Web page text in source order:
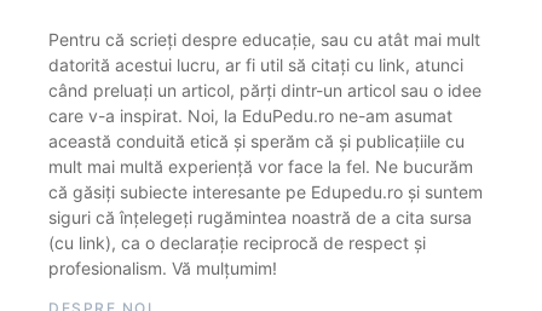
Pentru că scrieți despre educație, sau cu atât mai mult
datorită acestui lucru, ar fi util să citați cu link, atunci
când preluați un articol, părți dintr-un articol sau o idee
care v-a inspirat. Noi, la EduPedu.ro ne-am asumat
această conduită etică și sperăm că și publicațiile cu
mult mai multă experiență vor face la fel. Ne bucurăm
că găsiți subiecte interesante pe Edupedu.ro și suntem
siguri că înțelegeți rugămintea noastră de a cita sursa
(cu link), ca o declarație reciprocă de respect și
profesionalism. Vă mulțumim!